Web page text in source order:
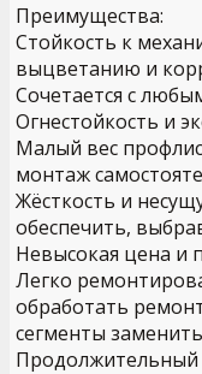
Преимущества:
Стойкость к
выцветанию и
Сочетается с
Огнестойкость и
Малый вес
монтаж
Жёсткость и
обеспечить,
Невысокая цена и
Легко
обработать
сегменты
Продолжительный